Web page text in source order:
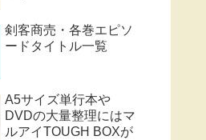
剣客商売・各巻エピソ
ードタイトル一覧
A5サイズ単行本や
DVDの大量整理にはマ
ルアイTOUGH BOXが